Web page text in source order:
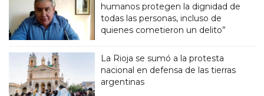
humanos protegen la dignidad de
todas las personas, incluso de
quienes cometieron un delito”
La Rioja se sumó a la protesta
nacional en defensa de las tierras
argentinas